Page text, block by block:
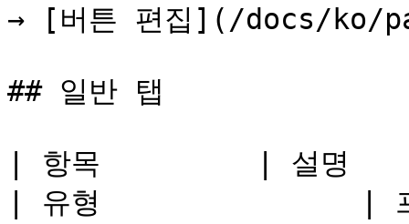
→ [버튼 편집](/docs/ko/
## 일반 탭
| 항목         | 설명
| 유형               | 프리